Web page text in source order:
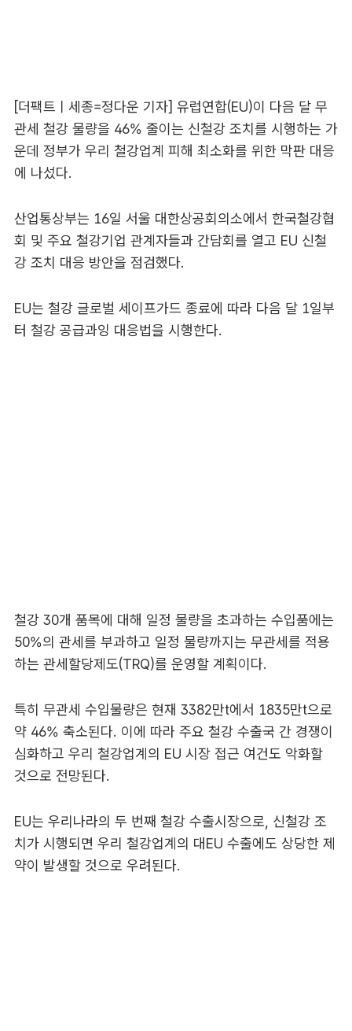
[더팩트ㅣ세종=정다운 기자] 유럽연합(EU)이 다음 달 무
관세 철강 물량을 46% 줄이는 신철강 조치를 시행하는 가
운데 정부가 우리 철강업계 피해 최소화를 위한 막판 대응
에 나섰다.
산업통상부는 16일 서울 대한상공회의소에서 한국철강협
회 및 주요 철강기업 관계자들과 간담회를 열고 EU 신철
강 조치 대응 방안을 점검했다.
EU는 철강 글로벌 세이프가드 종료에 따라 다음 달 1일부
터 철강 공급과잉 대응법을 시행한다.
철강 30개 품목에 대해 일정 물량을 초과하는 수입품에는
50%의 관세를 부과하고 일정 물량까지는 무관세를 적용
하는 관세할당제도(TRQ)를 운영할 계획이다.
특히 무관세 수입물량은 현재 3382만t에서 1835만t으로
약 46% 축소된다. 이에 따라 주요 철강 수출국 간 경쟁이
심화하고 우리 철강업계의 EU 시장 접근 여건도 악화할
것으로 전망된다.
EU는 우리나라의 두 번째 철강 수출시장으로, 신철강 조
치가 시행되면 우리 철강업계의 대EU 수출에도 상당한 제
약이 발생할 것으로 우려된다.